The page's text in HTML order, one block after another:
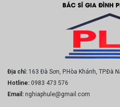
BÁC SĨ GIA ĐÌNH
Địa chỉ: 163 Đà Sơn, P.Hòa Khánh, TP.Đà
Hotline: 0983 473 576
Email: nghiaphule@gmail.com